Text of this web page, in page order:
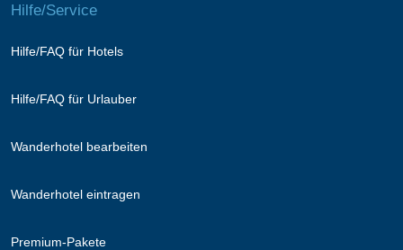
Hilfe/Service
Hilfe/FAQ für Hotels
Hilfe/FAQ für Urlauber
Wanderhotel bearbeiten
Wanderhotel eintragen
Premium-Pakete